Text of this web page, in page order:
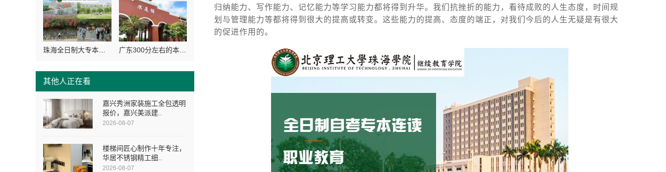
广东300分左右的本科大学-北京理工大学珠海学院继续教育学院
其他人正在看
嘉兴秀洲家装施工全包透明
报价，嘉兴美派建..
2026-08-07
楼梯间匠心制作十年专注，
华居不锈钢精工细..
2026-08-07
归纳能力、写作能力、记忆能力等学习能力都将得到升华。我们抗挫折的能力，看待成败的人生态度，时间规
划与管理能力等都将得到很大的提高或转变。这些能力的提高、态度的端正，对我们今后的人生无疑是有很大
的促进作用的。